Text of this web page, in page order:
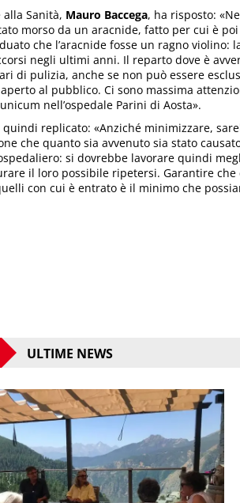
alla Sanità, Mauro Baccega, ha risposto:
morso da un aracnide, fatto per cui è
che l’aracnide fosse un ragno violino:
negli ultimi anni. Il reparto dove è
di pulizia, anche se non può essere
al pubblico. Ci sono massima
nell’ospedale Parini di Aosta».
quindi replicato: «Anziché minimizzare,
che quanto sia avvenuto sia stato
si dovrebbe lavorare quindi
il loro possibile ripetersi. Garantire
con cui è entrato è il minimo che
ULTIME NEWS